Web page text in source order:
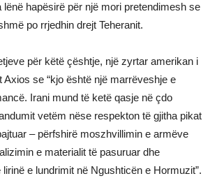
hapësirë për një mori pretendimesh se
po rrjedhin drejt Teheranit.
për këtë çështje, një zyrtar amerikan i
Axios se “kjo është një marrëveshje e
Irani mund të ketë qasje në çdo
vetëm nëse respekton të gjitha pikat
– përfshirë moszhvillimin e armëve
e materialit të pasuruar dhe
e lundrimit në Ngushticën e Hormuzit”.